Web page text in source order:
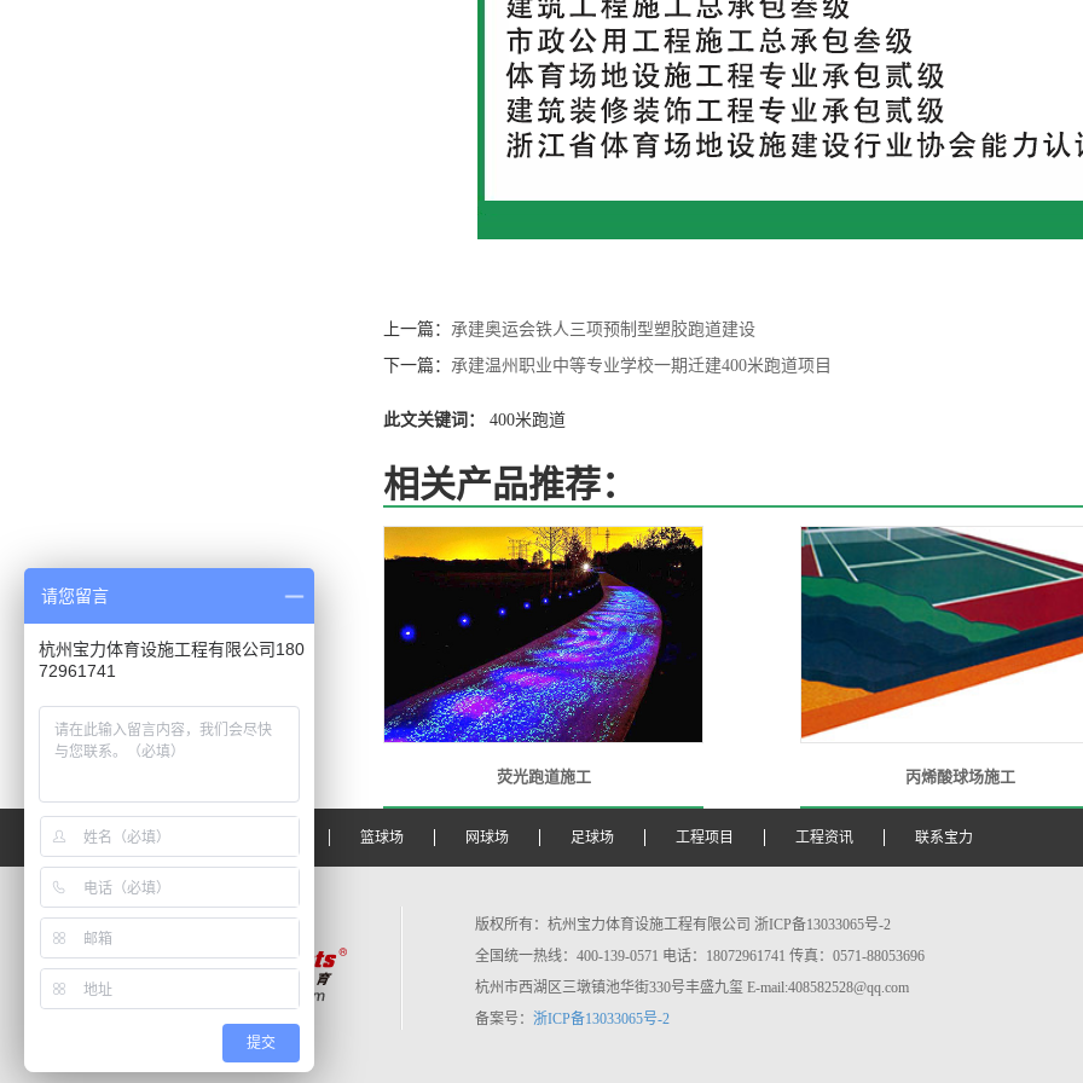
上一篇： 承建奥运会铁人三项预制型塑胶跑道建设
下一篇： 承建温州职业中等专业学校一期迁建400米跑道项目
此文关键词： 400米跑道
相关产品推荐：
荧光跑道施工 丙烯酸球场施工
宝力首页 篮球场 网球场 足球场 工程项目 工程资讯 联系宝力
版权所有：杭州宝力体育设施工程有限公司 浙ICP备13033065号-2
全国统一热线：400-139-0571 电话：18072961741 传真：0571-88053696
杭州市西湖区三墩镇池华街330号丰盛九玺 E-mail:408582528@qq.com
备案号： 浙ICP备13033065号-2
请您留言
杭州宝力体育设施工程有限公司180
72961741
提交